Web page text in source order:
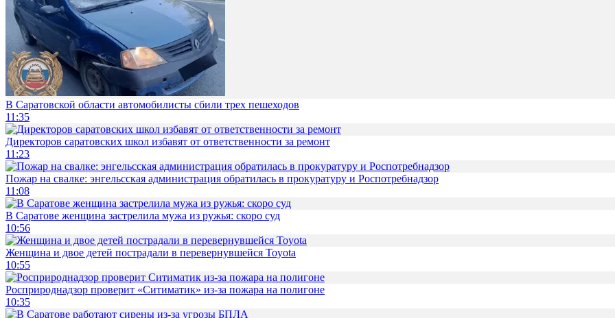
В Саратовской области автомобилисты сбили трех пешеходов
11:35
Директоров саратовских школ избавят от ответственности за ремонт
11:23
Пожар на свалке: энгельсская администрация обратилась в прокуратуру и Роспотребнадзор
11:08
В Саратове женщина застрелила мужа из ружья: скоро суд
10:56
Женщина и двое детей пострадали в перевернувшейся Toyota
10:55
Росприроднадзор проверит «Ситиматик» из-за пожара на полигоне
10:35